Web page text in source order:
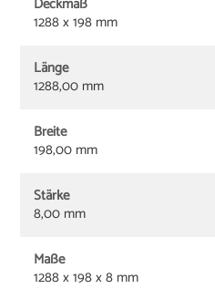
1288 x 198 mm
Länge
1288,00 mm
Breite
198,00 mm
Stärke
8,00 mm
Maße
1288 x 198 x 8 mm